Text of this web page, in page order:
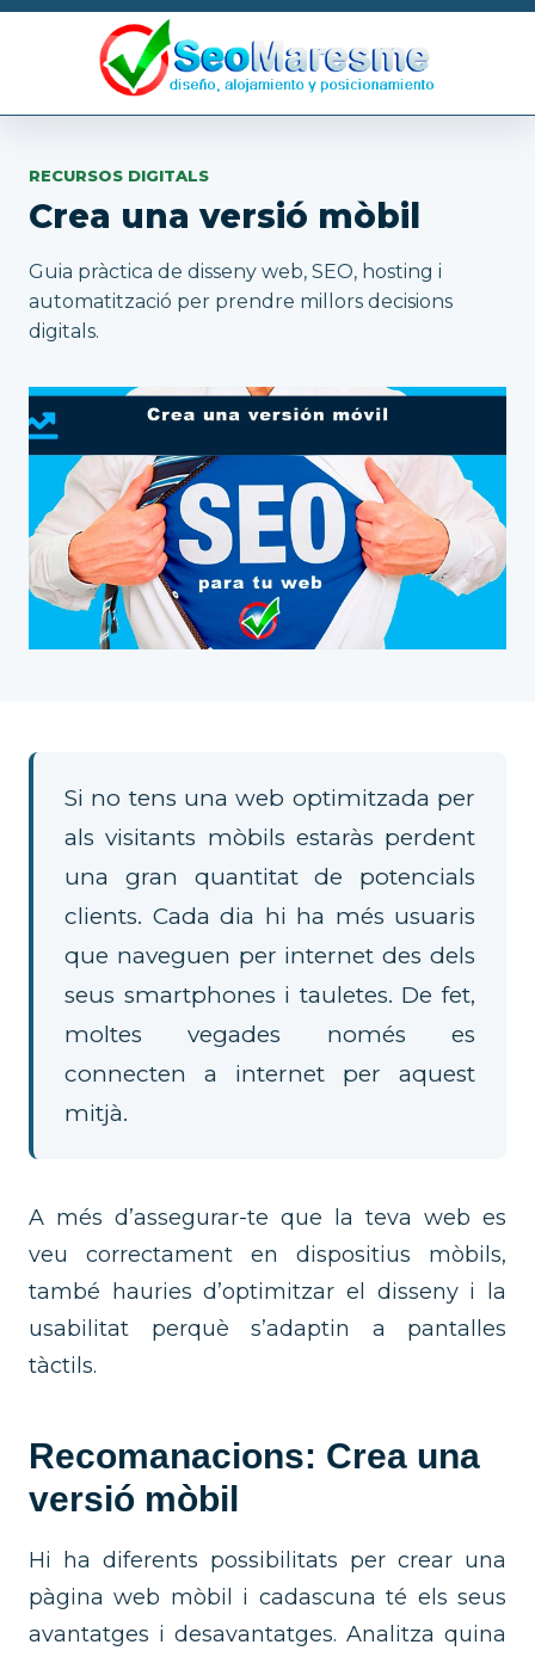
RECURSOS DIGITALS
Crea una versió mòbil
Guia pràctica de disseny web, SEO, hosting i
automatització per prendre millors decisions
digitals.
Si no tens una web optimitzada per
als visitants mòbils estaràs perdent
una gran quantitat de potencials
clients. Cada dia hi ha més usuaris
que naveguen per internet des dels
seus smartphones i tauletes. De fet,
moltes vegades només es
connecten a internet per aquest
mitjà.
A més d’assegurar-te que la teva web es
veu correctament en dispositius mòbils,
també hauries d’optimitzar el disseny i la
usabilitat perquè s’adaptin a pantalles
tàctils.
Recomanacions: Crea una
versió mòbil
Hi ha diferents possibilitats per crear una
pàgina web mòbil i cadascuna té els seus
avantatges i desavantatges. Analitza quina